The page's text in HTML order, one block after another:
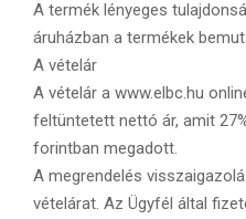
A termék lényeges
áruházban a termékek
A vételár
A vételár a www.elbc.hu
feltüntetett nettó ár, amit
forintban megadott.
A megrendelés
vételárat. Az Ügyfél által